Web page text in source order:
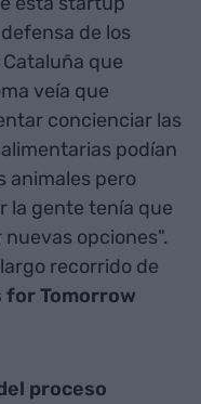
de los
que
veía que
concienciar las
podían
animales pero
la gente tenía que
opciones".
recorrido de
for Tomorrow
proceso